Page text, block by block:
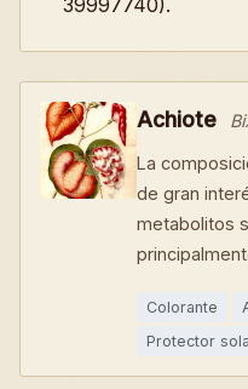
39997740).
Achiote
La
de gran
metabolitos
Colorante
Protector